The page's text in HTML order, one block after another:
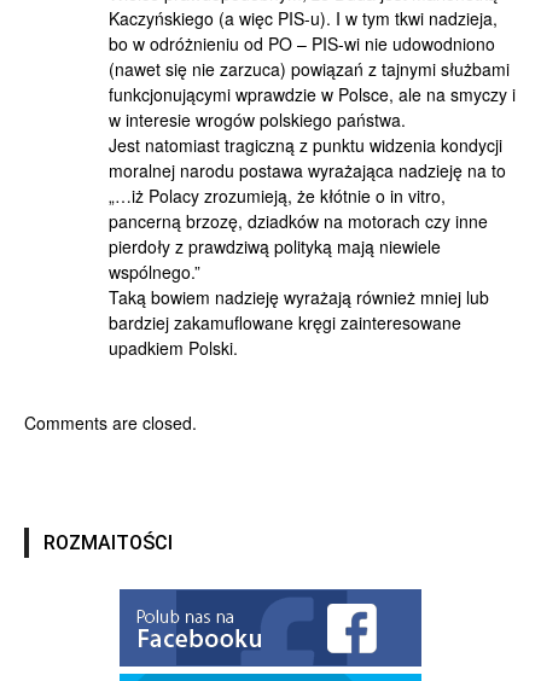
Kaczyńskiego (a więc PIS-u). I w tym tkwi nadzieja,
bo w odróżnieniu od PO – PIS-wi nie udowodniono
(nawet się nie zarzuca) powiązań z tajnymi służbami
funkcjonującymi wprawdzie w Polsce, ale na smyczy i
w interesie wrogów polskiego państwa.
Jest natomiast tragiczną z punktu widzenia kondycji
moralnej narodu postawa wyrażająca nadzieję na to
„…iż Polacy zrozumieją, że kłótnie o in vitro,
pancerną brzozę, dziadków na motorach czy inne
pierdoły z prawdziwą polityką mają niewiele
wspólnego.”
Taką bowiem nadzieję wyrażają również mniej lub
bardziej zakamuflowane kręgi zainteresowane
upadkiem Polski.
Comments are closed.
ROZMAITOŚCI